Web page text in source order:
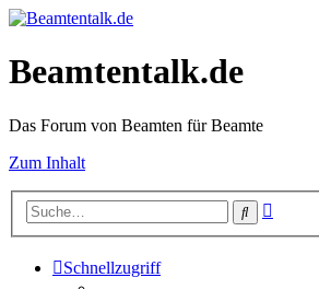
Beamtentalk.de
Das Forum von Beamten für Beamte
Zum Inhalt
Suche
Schnellzugriff